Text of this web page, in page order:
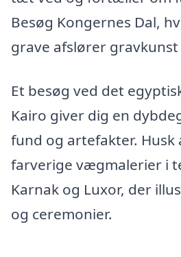
Besøg Kongernes Dal,
grave afslører
Et besøg ved det
Kairo giver dig en
fund og artefakter. Husk
farverige vægmalerier i
Karnak og Luxor, der
og ceremonier.